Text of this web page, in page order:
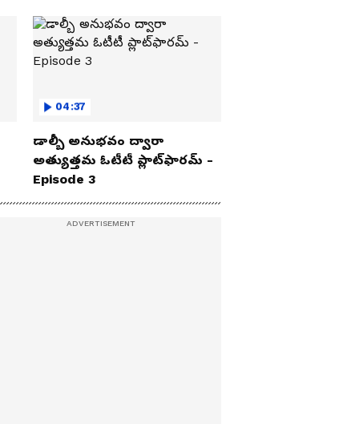
04:37
డాల్బీ అనుభవం ద్వారా
అత్యుత్తమ ఓటీటీ ప్లాట్‌ఫారమ్ -
Episode 3